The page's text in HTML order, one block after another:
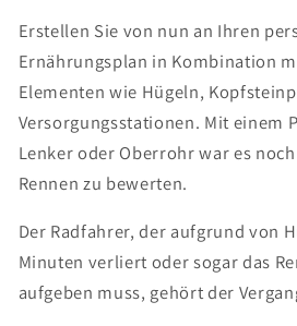
Erstellen Sie von nun an Ihren
Ernährungsplan in Kombination
Elementen wie Hügeln,
Versorgungsstationen. Mit einem
Lenker oder Oberrohr war es
Rennen zu bewerten.
Der Radfahrer, der aufgrund von
Minuten verliert oder sogar das
aufgeben muss, gehört der